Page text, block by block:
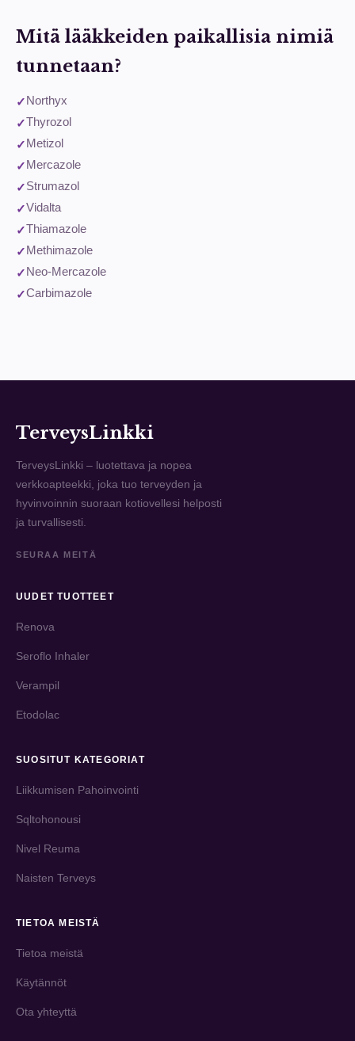
Mitä lääkkeiden paikallisia nimiä
tunnetaan?
Northyx
Thyrozol
Metizol
Mercazole
Strumazol
Vidalta
Thiamazole
Methimazole
Neo-Mercazole
Carbimazole
TerveysLinkki
TerveysLinkki – luotettava ja nopea
verkkoapteekki, joka tuo terveyden ja
hyvinvoinnin suoraan kotiovellesi helposti
ja turvallisesti.
SEURAA MEITÄ
UUDET TUOTTEET
Renova
Seroflo Inhaler
Verampil
Etodolac
SUOSITUT KATEGORIAT
Liikkumisen Pahoinvointi
Sqltohonousi
Nivel Reuma
Naisten Terveys
TIETOA MEISTÄ
Tietoa meistä
Käytännöt
Ota yhteyttä